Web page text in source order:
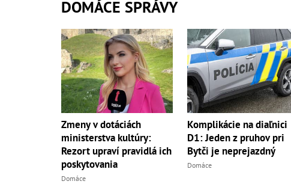
DOMÁCE SPRÁVY
Zmeny v dotáciách
ministerstva kultúry:
Rezort upraví pravidlá ich
poskytovania
Domáce
Komplikácie na diaľnici
D1: Jeden z pruhov pri
Bytči je neprejazdný
Domáce